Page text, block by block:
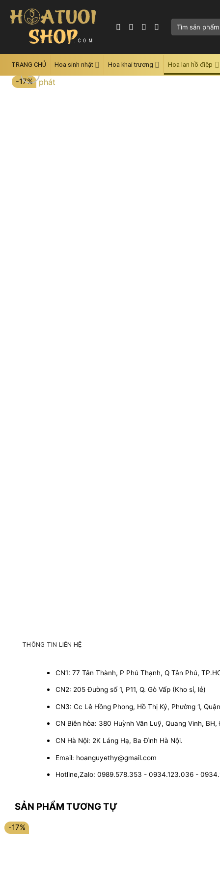
Tìm
TRANG CHỦ Hoa sinh nhật Hoa khai trương Hoa lan hồ điệp
-17%
THÔNG TIN LIÊN HỆ
CN1: 77 Tân Thành, P Phú Thạnh, Q Tân Phú,
CN2: 205 Đường số 1, P11, Q. Gò Vấp (Kho sỉ, lẻ)
CN3: Cc Lê Hồng Phong, Hồ Thị Kỷ, Phường 1,
CN Biên hòa: 380 Huỳnh Văn Luỹ, Quang Vinh, BH,
CN Hà Nội: 2K Láng Hạ, Ba Đình Hà Nội.
Email: hoanguyethy@gmail.com
Hotline,Zalo: 0989.578.353 - 0934.123.036 -
SẢN PHẨM TƯƠNG TỰ
-17%